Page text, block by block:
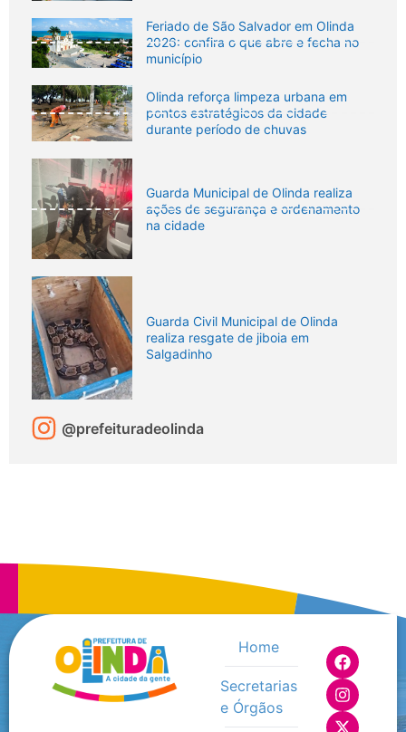
Feriado de São Salvador em Olinda
2026: confira o que abre e fecha no
município
Olinda reforça limpeza urbana em
pontos estratégicos da cidade
durante período de chuvas
Guarda Municipal de Olinda realiza
ações de segurança e ordenamento
na cidade
Guarda Civil Municipal de Olinda
realiza resgate de jiboia em
Salgadinho
@prefeituradeolinda
Home
Secretarias
e Órgãos